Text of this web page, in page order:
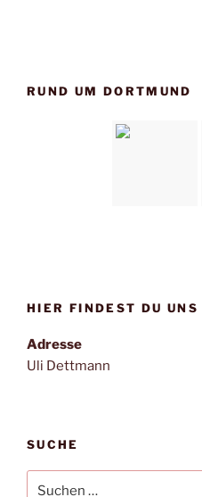
RUND UM DORTMUND
HIER FINDEST DU UNS
Adresse
Uli Dettmann
SUCHE